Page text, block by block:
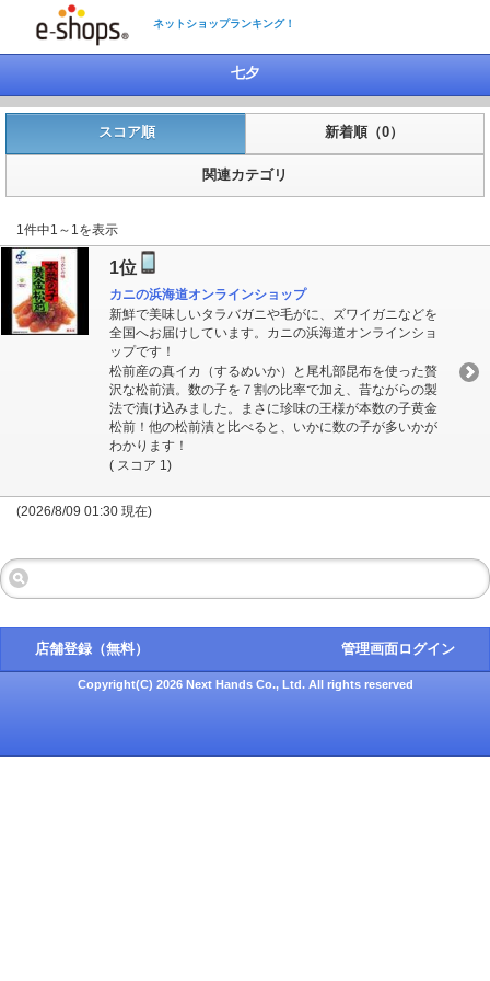
ネットショップランキング！
七夕
スコア順 新着順（0）
関連カテゴリ
1件中1～1を表示
1位
カニの浜海道オンラインショップ
新鮮で美味しいタラバガニや毛がに、ズワイガニなどを
全国へお届けしています。カニの浜海道オンラインショ
ップです！
松前産の真イカ（するめいか）と尾札部昆布を使った贅
沢な松前漬。数の子を７割の比率で加え、昔ながらの製
法で漬け込みました。まさに珍味の王様が本数の子黄金
松前！他の松前漬と比べると、いかに数の子が多いかが
わかります！
( スコア 1)
(2026/8/09 01:30 現在)
店舗登録（無料） 管理画面ログイン
Copyright(C) 2026 Next Hands Co., Ltd. All rights reserved